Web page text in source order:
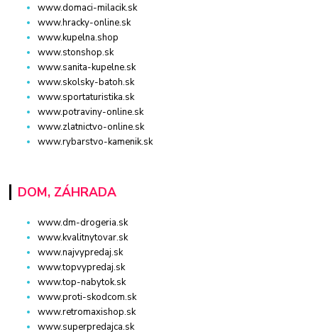
www.domaci-milacik.sk
www.hracky-online.sk
www.kupelna.shop
www.stonshop.sk
www.sanita-kupelne.sk
www.skolsky-batoh.sk
www.sportaturistika.sk
www.potraviny-online.sk
www.zlatnictvo-online.sk
www.rybarstvo-kamenik.sk
DOM, ZÁHRADA
www.dm-drogeria.sk
www.kvalitnytovar.sk
www.najvypredaj.sk
www.topvypredaj.sk
www.top-nabytok.sk
www.proti-skodcom.sk
www.retromaxishop.sk
www.superpredajca.sk